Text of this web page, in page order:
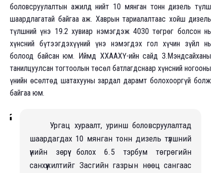
боловсруулалтын ажилд нийт 10 мянган тонн дизель түлш
шаардлагатай байгаа аж. Хаврын тариалалтаас хойш дизель
түлшний үнэ 19.2 хувиар нэмэгдэж 4030 төгрөг болсон нь
хүнсний бүтээгдэхүүний үнэ нэмэгдэх гол хүчин зүйл нь
болоод байсан юм. Иймд ХХААХҮ-ийн сайд З.Мэндсайханы
танилцуулсан тогтоолын төсөл батлагдснаар хүнсний ногооны
үнийн өсөлтөд шатахууны зардал дарамт болохооргүй болж
байгаа юм.
Ургац хураалт, уринш боловсруулалтад
шаардагдах 10 мянган тонн дизель түлшний
үнийн зөрүү болох 6.5 тэрбум төгрөгийн
санхүүжилтийг Засгийн газрын нөөц сангаас